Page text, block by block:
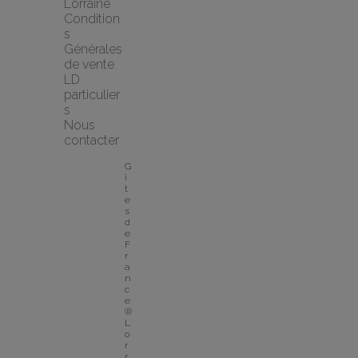
Lorraine
Condition
s
Générales
de vente
LD
particulier
s
Nous
contacter
G
î
t
e
s
d
e
F
r
a
n
c
e
®
L
o
r